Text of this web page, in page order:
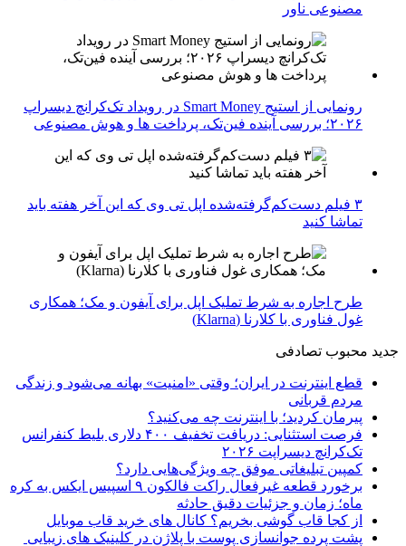
مصنوعی ناور
رونمایی از استیج Smart Money در رویداد تک‌کرانچ دیسراپ
۲۰۲۶؛ بررسی آینده فین‌تک، پرداخت‌ ها و هوش مصنوعی
۳ فیلم دست‌کم‌گرفته‌شده اپل تی وی که این آخر هفته باید
تماشا کنید
طرح اجاره به شرط تملیک اپل برای آیفون و مک؛ همکاری
غول فناوری با کلارنا (Klarna)
جدید محبوب تصادفی
قطع اینترنت در ایران؛ وقتی «امنیت» بهانه می‌شود و زندگی
مردم قربانی
پیرمان کردید؛ با اینترنت چه می‌کنید؟
فرصت استثنایی: دریافت تخفیف ۴۰۰ دلاری بلیط کنفرانس
تک‌کرانچ دیسراپت ۲۰۲۶
کمپین تبلیغاتی موفق چه ویژگی‌هایی دارد؟
برخورد قطعه غیرفعال راکت فالکون ۹ اسپیس ایکس به کره
ماه؛ زمان و جزئیات دقیق حادثه
از کجا قاب گوشی بخریم؟ کانال های خرید قاب موبایل
پشت پرده جوانسازی پوست با پلاژن در کلینیک های زیبایی